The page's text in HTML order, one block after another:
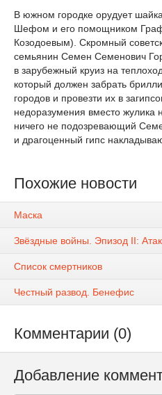
В южном городке орудует
Шефом и его помощником
Козодоевым). Скромный
семьянин Семен Семенович
в зарубежный круиз на
который должен забрать
городов и провезти их в
недоразумения вместо жулика
ничего не подозревающий
и драгоценный гипс
Похожие новости
Маска
Звёздные войны. Эпизод II:
Список смертников
Честный развод. Бенефис
Комментарии (0)
Добавление